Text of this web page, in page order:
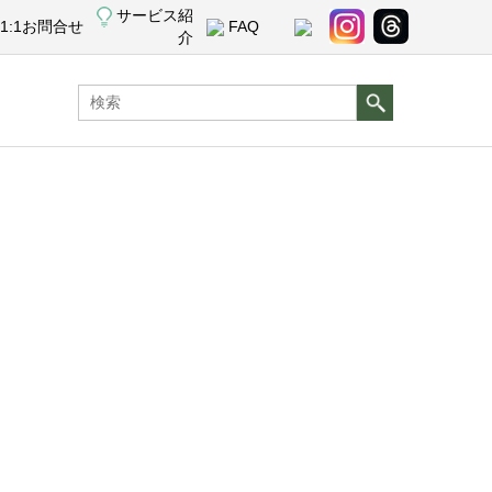
1:1お問合せ
サービス紹
介
FAQ